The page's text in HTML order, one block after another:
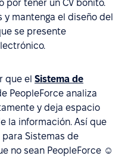
por tener un CV bonito.
y mantenga el diseño del
se presente
que el Sistema de
PeopleForce analiza
y deja espacio
la información. Así que
Sistemas de
no sean PeopleForce ☺